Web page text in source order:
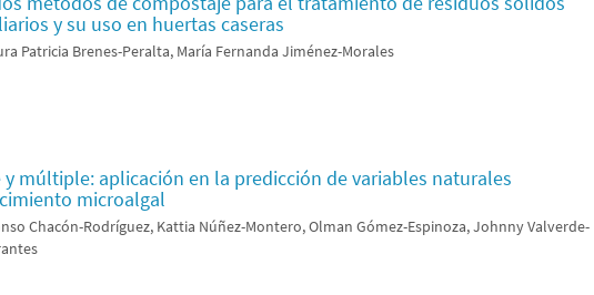
y su uso en huertas caseras
Patricia Brenes-Peralta, María Fernanda Jiménez-Morales
múltiple: aplicación en la predicción de variables naturales
microalgal
Chacón-Rodríguez, Kattia Núñez-Montero, Olman Gómez-Espinoza, Johnny Valverde-